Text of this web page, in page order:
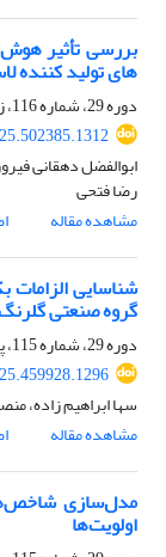
بررسی تأثیر
های تولید کننده
دوره 29، شماره 116، زمستان 1403، صفحه
ابوالفضل دهقانی
رضا فتحی
مشاهده مقاله
شناسایی الزامات
گروه صنعتی
دوره 29، شماره 115، پاییز 1403، صفحه
سها ابراهیم زاده،
مشاهده مقاله
مدل‌سازی
اولویت‌ها